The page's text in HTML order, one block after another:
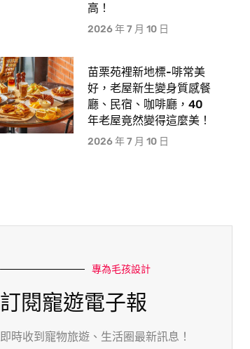
高！
2026 年 7 月 10 日
苗栗苑裡新地標-啡常美
好，老屋新生變身質感餐
廳、民宿、咖啡廳，40
年老屋竟然變得這麼美！
2026 年 7 月 10 日
專為毛孩設計
訂閱寵遊電子報
即時收到寵物旅遊、生活圈最新訊息！